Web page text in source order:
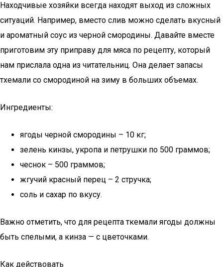
Находчивые хозяйки всегда находят выход из сложных
ситуаций. Например, вместо слив можно сделать вкусный
и ароматный соус из черной смородины. Давайте вместе
приготовим эту приправу для мяса по рецепту, который
нам прислала одна из читательниц. Она делает запасы
тхемали со смородиной на зиму в больших объемах.
Ингредиенты:
ягоды черной смородины – 10 кг;
зелень кинзы, укропа и петрушки по 500 граммов;
чеснок – 500 граммов;
жгучий красный перец – 2 стручка;
соль и сахар по вкусу.
Важно отметить, что для рецепта ткемали ягоды должны
быть спелыми, а кинза — с цветочками.
Как действовать